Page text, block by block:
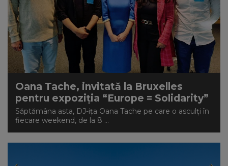
Oana Tache, invitată la Bruxelles
pentru expoziția “Europe = Solidarity”
Săptămâna asta, DJ-ița Oana Tache pe care o asculți în
fiecare weekend, de la 8 ...